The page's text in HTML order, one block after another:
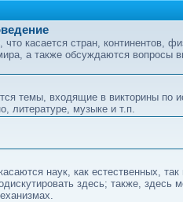
касается стран, континентов,
а также обсуждаются вопросы
темы, входящие в викторины по
литературе, музыке и т.п.
наук, как естественных, так
здесь; также, здесь